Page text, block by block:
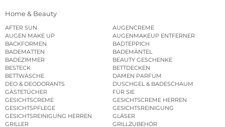
Home & Beauty
AFTER SUN
AUGENCREME
AUGEN MAKE UP
AUGENMAKEUP ENTFERNER
BACKFORMEN
BADTEPPICH
BADEMATTEN
BADEMÄNTEL
BADEZIMMER
BEAUTY GESCHENKE
BESTECK
BETTDECKEN
BETTWÄSCHE
DAMEN PARFUM
DEO & DEODORANTS
DUSCHGEL & BADESCHAUM
GÄSTETÜCHER
FÜR SIE
GESICHTSCREME
GESICHTSCREME HERREN
GESICHTSPFLEGE
GESICHTSREINIGUNG
GESICHTSREINIGUNG HERREN
GLÄSER
GRILLER
GRILLZUBEHÖR